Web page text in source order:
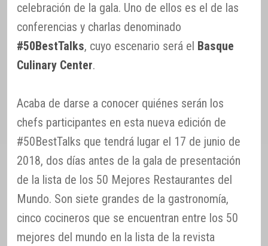
celebración de la gala. Uno de ellos es el de las
conferencias y charlas denominado
#50BestTalks, cuyo escenario será el Basque
Culinary Center.
Acaba de darse a conocer quiénes serán los
chefs participantes en esta nueva edición de
#50BestTalks que tendrá lugar el 17 de junio de
2018, dos días antes de la gala de presentación
de la lista de los 50 Mejores Restaurantes del
Mundo. Son siete grandes de la gastronomía,
cinco cocineros que se encuentran entre los 50
mejores del mundo en la lista de la revista